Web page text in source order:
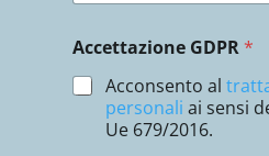
Accettazione GDPR *
Acconsento al
personali ai sensi
Ue 679/2016.